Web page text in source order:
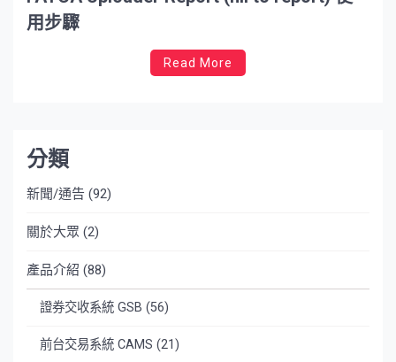
用步驟
Read More
分類
新聞/通告 (92)
關於大眾 (2)
產品介紹 (88)
證券交收系統 GSB (56)
前台交易系統 CAMS (21)